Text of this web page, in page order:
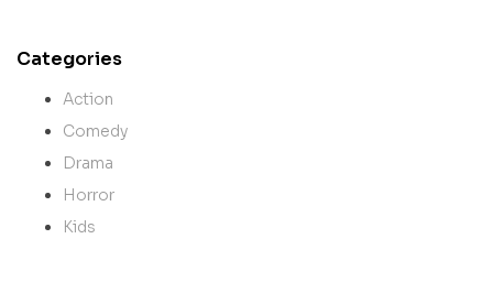
Categories
Action
Comedy
Drama
Horror
Kids